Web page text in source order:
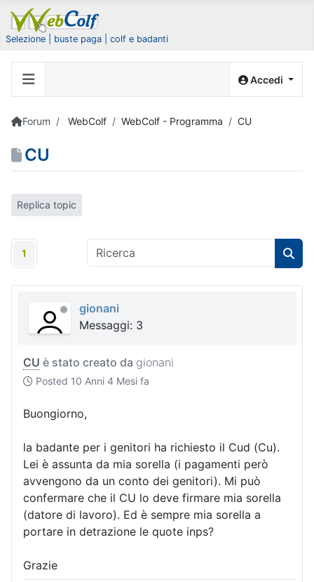
Selezione | buste paga | colf e badanti
Accedi
Forum WebColf WebColf - Programma CU
CU
Replica topic
1
gionani
Messaggi: 3
CU è stato creato da gionani
Posted 10 Anni 4 Mesi fa
Buongiorno,
la badante per i genitori ha richiesto il Cud (Cu).
Lei è assunta da mia sorella (i pagamenti però
avvengono da un conto dei genitori). Mi può
confermare che il CU lo deve firmare mia sorella
(datore di lavoro). Ed è sempre mia sorella a
portare in detrazione le quote inps?
Grazie